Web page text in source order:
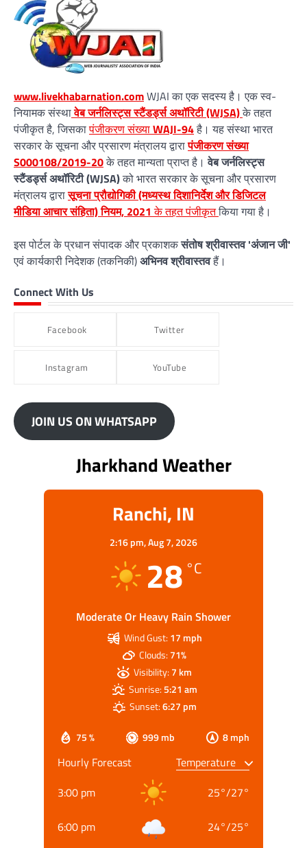
www.livekhabarnation.comWJAI का एक सदस्य है। एक स्व-
नियामक संस्थावेब जर्नलिस्ट्स स्टैंडर्ड्स अथॉरिटी (WJSA)के तहत
पंजीकृत है, जिसकापंजीकरण संख्याWAJI-94है। यह संस्था भारत
सरकार के सूचना और प्रसारण मंत्रालय द्वारापंजीकरण संख्या
S000108/2019-20के तहत मान्यता प्राप्त है।वेब जर्नलिस्ट्स
स्टैंडर्ड्स अथॉरिटी (WJSA)को भारत सरकार के सूचना और प्रसारण
मंत्रालय द्वारासूचना प्रौद्योगिकी (मध्यस्थ दिशानिर्देश और डिजिटल
मीडिया आचार संहिता) नियम, 2021 के तहत पंजीकृतकिया गया है।
इस पोर्टल के प्रधान संपादक और प्रकाशकसंतोष श्रीवास्तव 'अंजान जी'
एवं कार्यकारी निदेशक (तकनिकी)अभिनव श्रीवास्तवहैं।
Connect With Us
Facebook Twitter
Instagram YouTube
JOIN US ON WHATSAPP
Jharkhand Weather
Ranchi, IN
2:16 pm,Aug 7, 2026
28 °C
Moderate Or Heavy Rain Shower
75 % 999 mb 8 mph
Wind Gust: 17 mph
Clouds:71%
Visibility:7 km
Sunrise:5:21 am
Sunset:6:27 pm
Hourly Forecast
3:00 pm
25°/27°
6:00 pm 24°/25°